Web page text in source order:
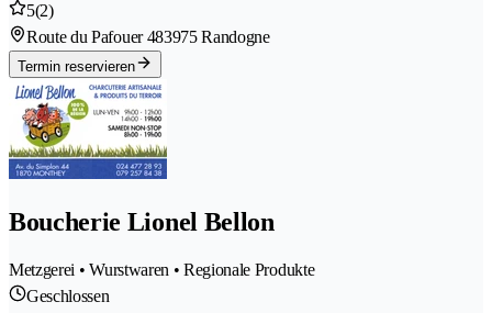
5(2)
Route du Pafouer 483975 Randogne
Termin reservieren
Boucherie Lionel Bellon
Metzgerei • Wurstwaren • Regionale Produkte
Geschlossen